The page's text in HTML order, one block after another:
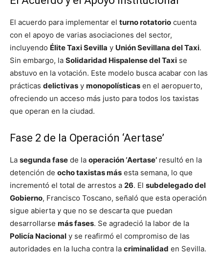
El acuerdo para implementar el turno rotatorio cuenta
con el apoyo de varias asociaciones del sector,
incluyendo Élite Taxi Sevilla y Unión Sevillana del Taxi.
Sin embargo, la Solidaridad Hispalense del Taxi se
abstuvo en la votación. Este modelo busca acabar con las
prácticas delictivas y monopolísticas en el aeropuerto,
ofreciendo un acceso más justo para todos los taxistas
que operan en la ciudad.
Fase 2 de la Operación ‘Aertase’
La segunda fase de la operación ‘Aertase’ resultó en la
detención de ocho taxistas más esta semana, lo que
incrementó el total de arrestos a 26. El subdelegado del
Gobierno, Francisco Toscano, señaló que esta operación
sigue abierta y que no se descarta que puedan
desarrollarse más fases. Se agradeció la labor de la
Policía Nacional y se reafirmó el compromiso de las
autoridades en la lucha contra la criminalidad en Sevilla.